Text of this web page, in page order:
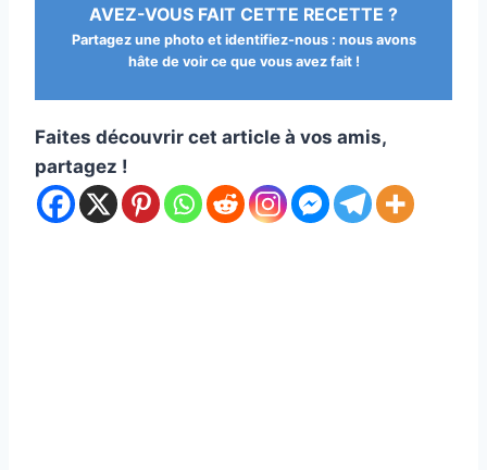
AVEZ-VOUS FAIT CETTE RECETTE ?
Partagez une photo et identifiez-nous : nous avons
hâte de voir ce que vous avez fait !
Faites découvrir cet article à vos amis,
partagez !